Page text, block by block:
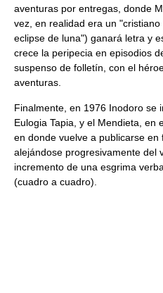
aventuras por entregas, donde
vez, en realidad era un
eclipse de luna") ganará letra y
crece la peripecia en episodios
suspenso de folletín, con el
aventuras.
Finalmente, en 1976 Inodoro se
Eulogia Tapia, y el Mendieta, en
en donde vuelve a publicarse en
alejándose progresivamente del
incremento de una esgrima
(cuadro a cuadro).